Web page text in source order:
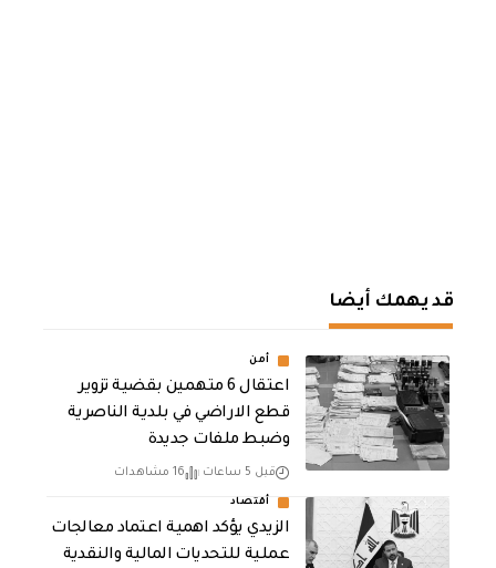
قد يهمك أيضا
أمن
اعتقال 6 متهمين بقضية تزوير
قطع الاراضي في بلدية الناصرية
وضبط ملفات جديدة
قبل 5 ساعات 16 مشاهدات
أقتصاد
الزيدي يؤكد اهمية اعتماد معالجات
عملية للتحديات المالية والنقدية